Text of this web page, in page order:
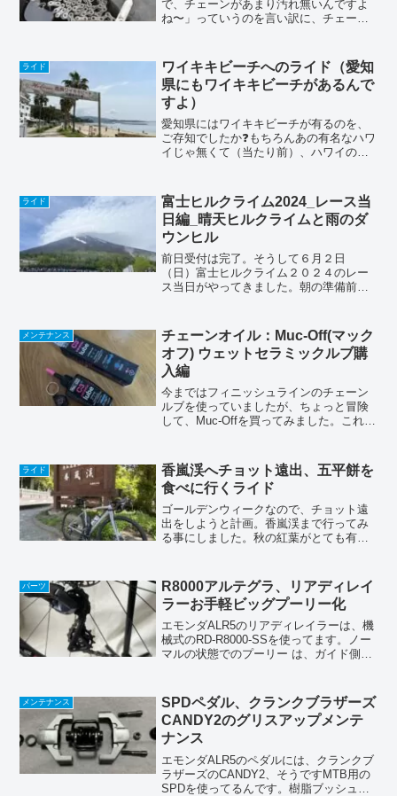
で、チェーンがあまり汚れ無いんですよ
ね〜」っていうのを言い訳に、チェーン
出るんで、時々拭いとかないと、酷いこ
とにはなりますけどね 床が...
ライド
ワイキキビーチへのライド（愛知
県にもワイキキビーチがあるんで
すよ）
愛知県にはワイキキビーチが有るのを、
ご存知でしたか❓もちろんあの有名なハワ
イじゃ無くて（当たり前）、ハワイのワ
日ライドした、ホテルリンクスのすぐ近
くにあるんです。そん...
ライド
富士ヒルクライム2024_レース当
日編_晴天ヒルクライムと雨のダ
ウンヒル
前日受付は完了。そうして６月２日
（日）富士ヒルクライム２０２４のレー
ス当日がやってきました。朝の準備前夜
りが、朝３時には目が覚めてしまう始末
(´Д` )前日受付のブログ...
メンテナンス
チェーンオイル：Muc-Off(マック
オフ) ウェットセラミックルブ購
入編
今まではフィニッシュラインのチェーン
ルブを使っていましたが、ちょっと冒険
して、Muc-Offを買ってみました。これま
◠‿◠ )。チェーンをしっかり脱脂してか
ら注油しないと...
ライド
香嵐渓へチョット遠出、五平餅を
食べに行くライド
ゴールデンウィークなので、チョット遠
出をしようと計画。香嵐渓まで行ってみ
る事にしました。秋の紅葉がとても有名
目的にします。トータルで１００km位を
目指します。車で行くル...
パーツ
R8000アルテグラ、リアディレイ
ラーお手軽ビッグプーリー化
エモンダALR5のリアディレイラーは、機
械式のRD-R8000-SSを使ってます。ノー
マルの状態でのプーリー は、ガイド側も
マニュアルより⑪上:ガイドプーリ...
メンテナンス
SPDペダル、クランクブラザーズ
CANDY2のグリスアップメンテ
ナンス
エモンダALR5のペダルには、クランクブ
ラザーズのCANDY2、そうですMTB用の
SPDを使ってるんです。樹脂ブッシュか